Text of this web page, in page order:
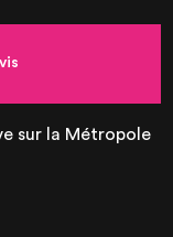
sur la Métropole